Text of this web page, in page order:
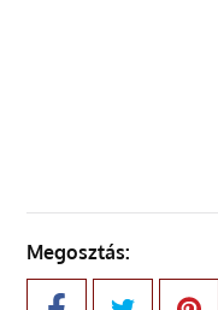
Megosztás: